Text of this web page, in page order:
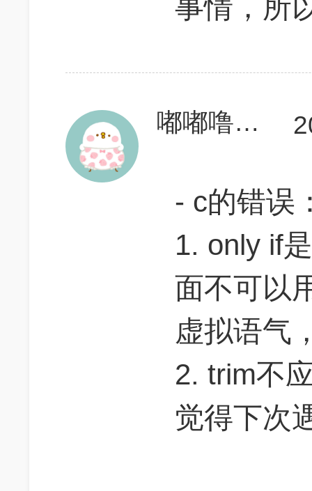
事情，所
嘟嘟噜必胜
- c的错误
1. only if
面不可以
虚拟语气
2. trim不
觉得下次